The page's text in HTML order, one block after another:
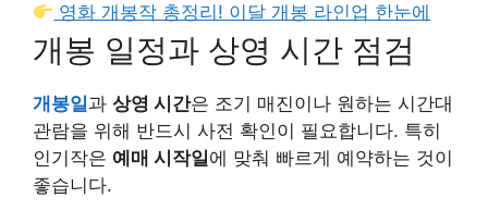
영화 개봉작 총정리! 이달 개봉 라인업 한눈에
개봉 일정과 상영 시간 점검
개봉일과 상영 시간은 조기 매진이나 원하는 시간대
관람을 위해 반드시 사전 확인이 필요합니다. 특히
인기작은 예매 시작일에 맞춰 빠르게 예약하는 것이
좋습니다.